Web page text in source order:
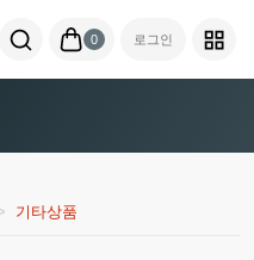
0 로그인
기타상품